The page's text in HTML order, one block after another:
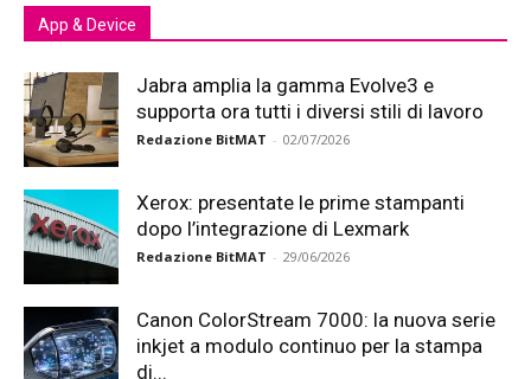
App & Device
Jabra amplia la gamma Evolve3 e
supporta ora tutti i diversi stili di lavoro
Redazione BitMAT - 02/07/2026
Xerox: presentate le prime stampanti
dopo l’integrazione di Lexmark
Redazione BitMAT - 29/06/2026
Canon ColorStream 7000: la nuova serie
inkjet a modulo continuo per la stampa
di...